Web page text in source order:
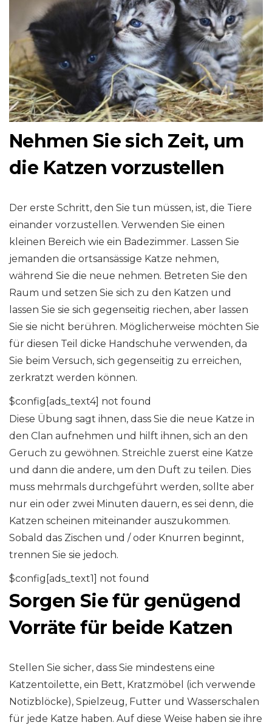
Nehmen Sie sich Zeit, um
die Katzen vorzustellen
Der erste Schritt, den Sie tun müssen, ist, die Tiere
einander vorzustellen. Verwenden Sie einen
kleinen Bereich wie ein Badezimmer. Lassen Sie
jemanden die ortsansässige Katze nehmen,
während Sie die neue nehmen. Betreten Sie den
Raum und setzen Sie sich zu den Katzen und
lassen Sie sie sich gegenseitig riechen, aber lassen
Sie sie nicht berühren. Möglicherweise möchten Sie
für diesen Teil dicke Handschuhe verwenden, da
Sie beim Versuch, sich gegenseitig zu erreichen,
zerkratzt werden können.
$config[ads_text4] not found
Diese Übung sagt ihnen, dass Sie die neue Katze in
den Clan aufnehmen und hilft ihnen, sich an den
Geruch zu gewöhnen. Streichle zuerst eine Katze
und dann die andere, um den Duft zu teilen. Dies
muss mehrmals durchgeführt werden, sollte aber
nur ein oder zwei Minuten dauern, es sei denn, die
Katzen scheinen miteinander auszukommen.
Sobald das Zischen und / oder Knurren beginnt,
trennen Sie sie jedoch.
$config[ads_text1] not found
Sorgen Sie für genügend
Vorräte für beide Katzen
Stellen Sie sicher, dass Sie mindestens eine
Katzentoilette, ein Bett, Kratzmöbel (ich verwende
Notizblöcke), Spielzeug, Futter und Wasserschalen
für jede Katze haben. Auf diese Weise haben sie ihre